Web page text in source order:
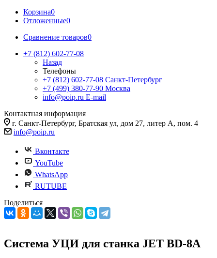
Корзина0
Отложенные0
Сравнение товаров0
+7 (812) 602-77-08
Назад
Телефоны
+7 (812) 602-77-08 Санкт-Петербург
+7 (499) 380-77-90 Москва
info@poip.ru E-mail
Контактная информация
г. Санкт-Петербург, Братская ул, дом 27, литер А, пом. 4
info@poip.ru
Вконтакте
YouTube
WhatsApp
RUTUBE
Поделиться
Система УЦИ для станка JET BD-8A